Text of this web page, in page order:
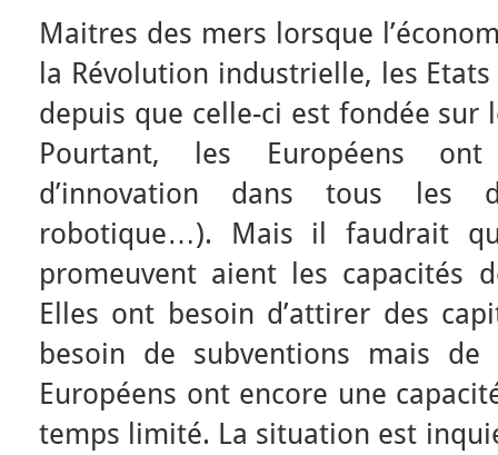
Maitres des mers lorsque
la Révolution industrielle, les
depuis que celle-ci est fondée sur
Pourtant, les Européens
d’innovation dans tous les
robotique…). Mais il faudrait
promeuvent aient les capacités
Elles ont besoin d’attirer des
besoin de subventions mais de
Européens ont encore une
temps limité. La situation est